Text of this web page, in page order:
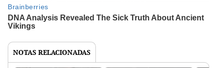
NOTAS RELACIONADAS